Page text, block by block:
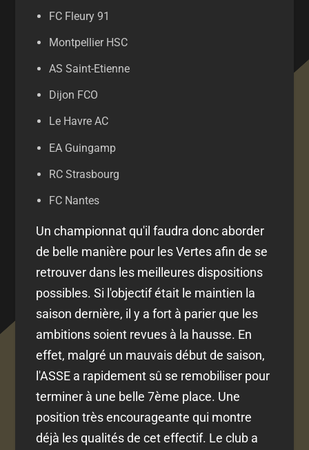
FC Fleury 91
Montpellier HSC
AS Saint-Etienne
Dijon FCO
Le Havre AC
EA Guingamp
RC Strasbourg
FC Nantes
Un championnat qu'il faudra donc aborder
de belle manière pour les Vertes afin de se
retrouver dans les meilleures dispositions
possibles. Si l'objectif était le maintien la
saison dernière, il y a fort à parier que les
ambitions soient revues à la hausse. En
effet, malgré un mauvais début de saison,
l'ASSE a rapidement sû se remobiliser pour
terminer à une belle 7ème place. Une
position très encourageante qui montre
déjà les qualités de cet effectif. Le club a